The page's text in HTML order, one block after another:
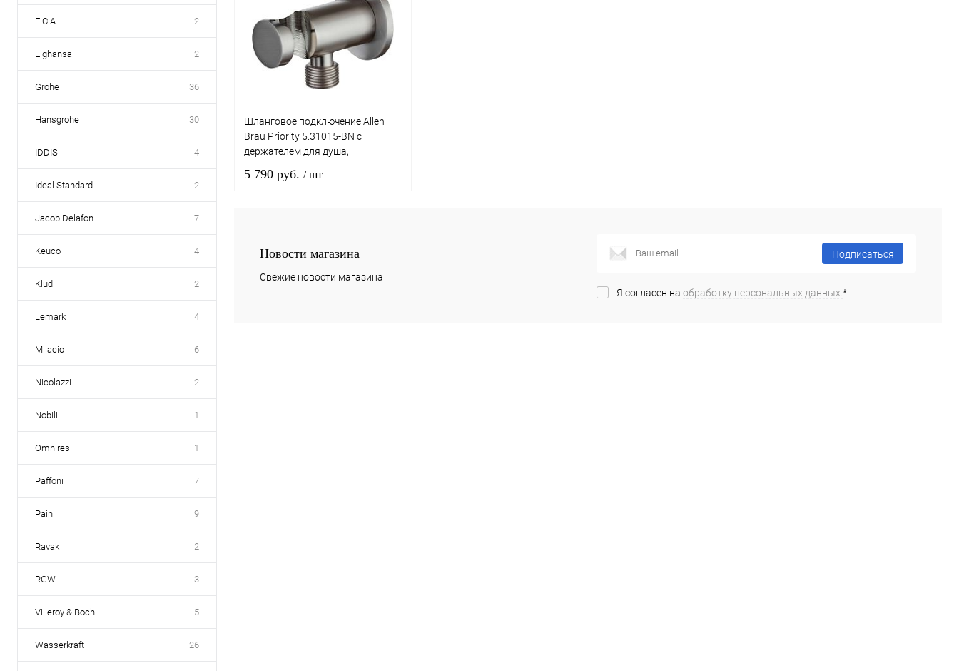
E.C.A. 2
Elghansa 2
Grohe 36
Hansgrohe 30
IDDIS 4
Ideal Standard 2
Jacob Delafon 7
Keuco 4
Kludi 2
Lemark 4
Milacio 6
Nicolazzi 2
Nobili 1
Omnires 1
Paffoni 7
Paini 9
Ravak 2
RGW 3
Villeroy & Boch 5
Wasserkraft 26
Купить в 1 клик Сравнение
В избранное Под заказ
Шланговое подключение Allen
Brau Priority 5.31015-BN с
держателем для душа,
5 790 руб. / шт
Купить в 1 клик
Новости магазина
Свежие новости магазина
Подписаться
Я согласен на обработку персональных данных. *